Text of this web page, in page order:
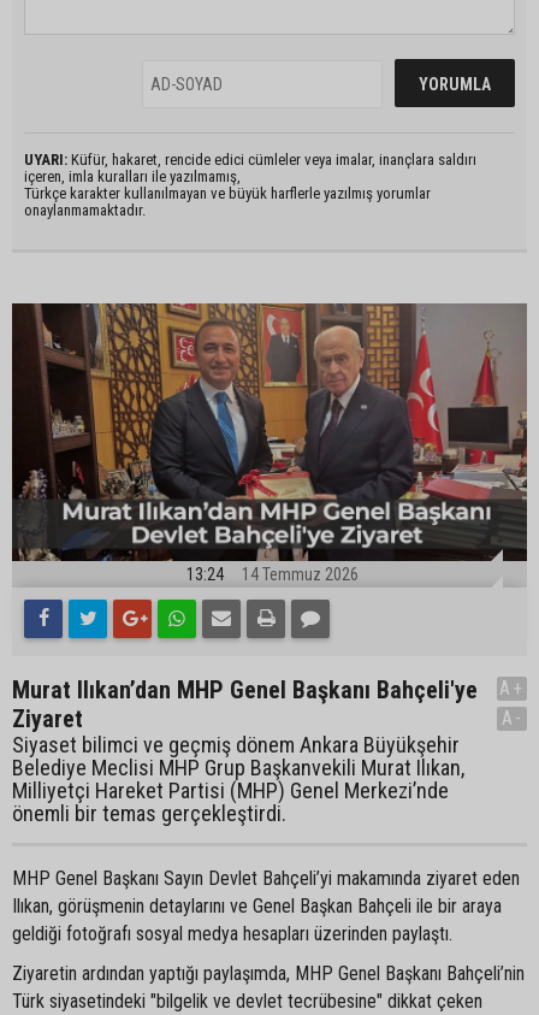
UYARI: Küfür, hakaret, rencide edici cümleler veya imalar, inançlara saldırı
içeren, imla kuralları ile yazılmamış,
Türkçe karakter kullanılmayan ve büyük harflerle yazılmış yorumlar
onaylanmamaktadır.
13:24 14 Temmuz 2026
Murat Ilıkan’dan MHP Genel Başkanı Bahçeli'ye
Ziyaret
Siyaset bilimci ve geçmiş dönem Ankara Büyükşehir
Belediye Meclisi MHP Grup Başkanvekili Murat Ilıkan,
Milliyetçi Hareket Partisi (MHP) Genel Merkezi’nde
önemli bir temas gerçekleştirdi.
A+
A-
MHP Genel Başkanı Sayın Devlet Bahçeli’yi makamında ziyaret eden
Ilıkan, görüşmenin detaylarını ve Genel Başkan Bahçeli ile bir araya
geldiği fotoğrafı sosyal medya hesapları üzerinden paylaştı.
Ziyaretin ardından yaptığı paylaşımda, MHP Genel Başkanı Bahçeli’nin
Türk siyasetindeki "bilgelik ve devlet tecrübesine" dikkat çeken